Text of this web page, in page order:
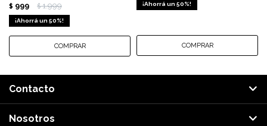
$ 999 $ 1.999
50
50
Contacto
Nosotros